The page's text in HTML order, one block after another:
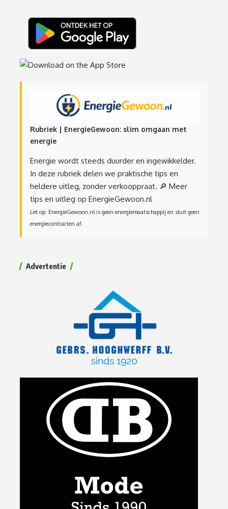
Rubriek | EnergieGewoon: slim omgaan met
energie
Energie wordt steeds duurder en ingewikkelder.
In deze rubriek delen we praktische tips en
heldere uitleg, zonder verkooppraat. 🔎 Meer
tips en uitleg op EnergieGewoon.nl
Let op: EnergieGewoon.nl is geen energiemaatschappij en sluit geen
energiecontracten af.
Advertentie